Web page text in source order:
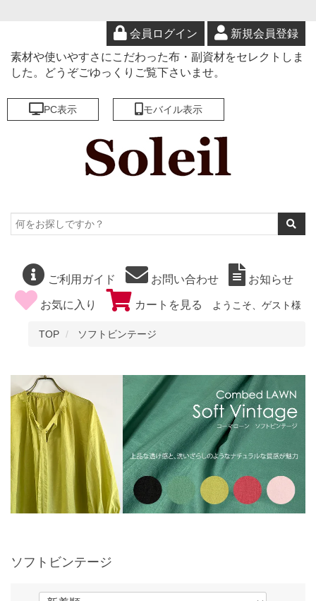
会員ログイン
新規会員登録
素材や使いやすさにこだわった布・副資材をセレクトしま
した。どうぞごゆっくりご覧下さいませ。
PC表示 モバイル表示
ご利用ガイド お問い合わせ お知らせ
お気に入り カートを見る ようこそ、ゲスト様
TOP ソフトビンテージ
ソフトビンテージ